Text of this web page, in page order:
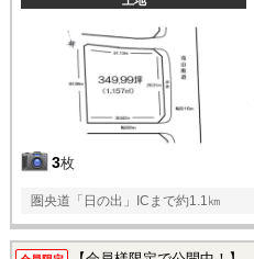
3枚
圏央道「日の出」ICまで約1.1㎞